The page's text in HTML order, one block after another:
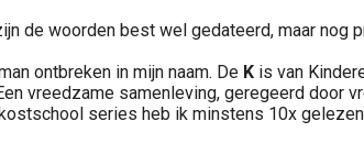
de woorden best wel gedateerd, maar
ontbreken in mijn naam. De K is van
vreedzame samenleving, geregeerd door
series heb ik minstens 10x